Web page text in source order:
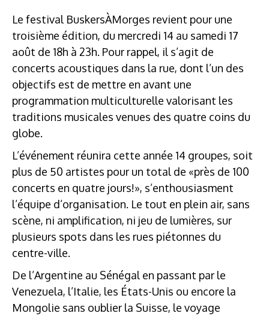
Le festival BuskersÀMorges revient pour une
troisième édition, du mercredi 14 au samedi 17
août de 18h à 23h. Pour rappel, il s’agit de
concerts acoustiques dans la rue, dont l’un des
objectifs est de mettre en avant une
programmation multiculturelle valorisant les
traditions musicales venues des quatre coins du
globe.
L’événement réunira cette année 14 groupes, soit
plus de 50 artistes pour un total de «près de 100
concerts en quatre jours!», s’enthousiasment
l’équipe d’organisation. Le tout en plein air, sans
scène, ni amplification, ni jeu de lumières, sur
plusieurs spots dans les rues piétonnes du
centre-ville.
De l’Argentine au Sénégal en passant par le
Venezuela, l’Italie, les États-Unis ou encore la
Mongolie sans oublier la Suisse, le voyage